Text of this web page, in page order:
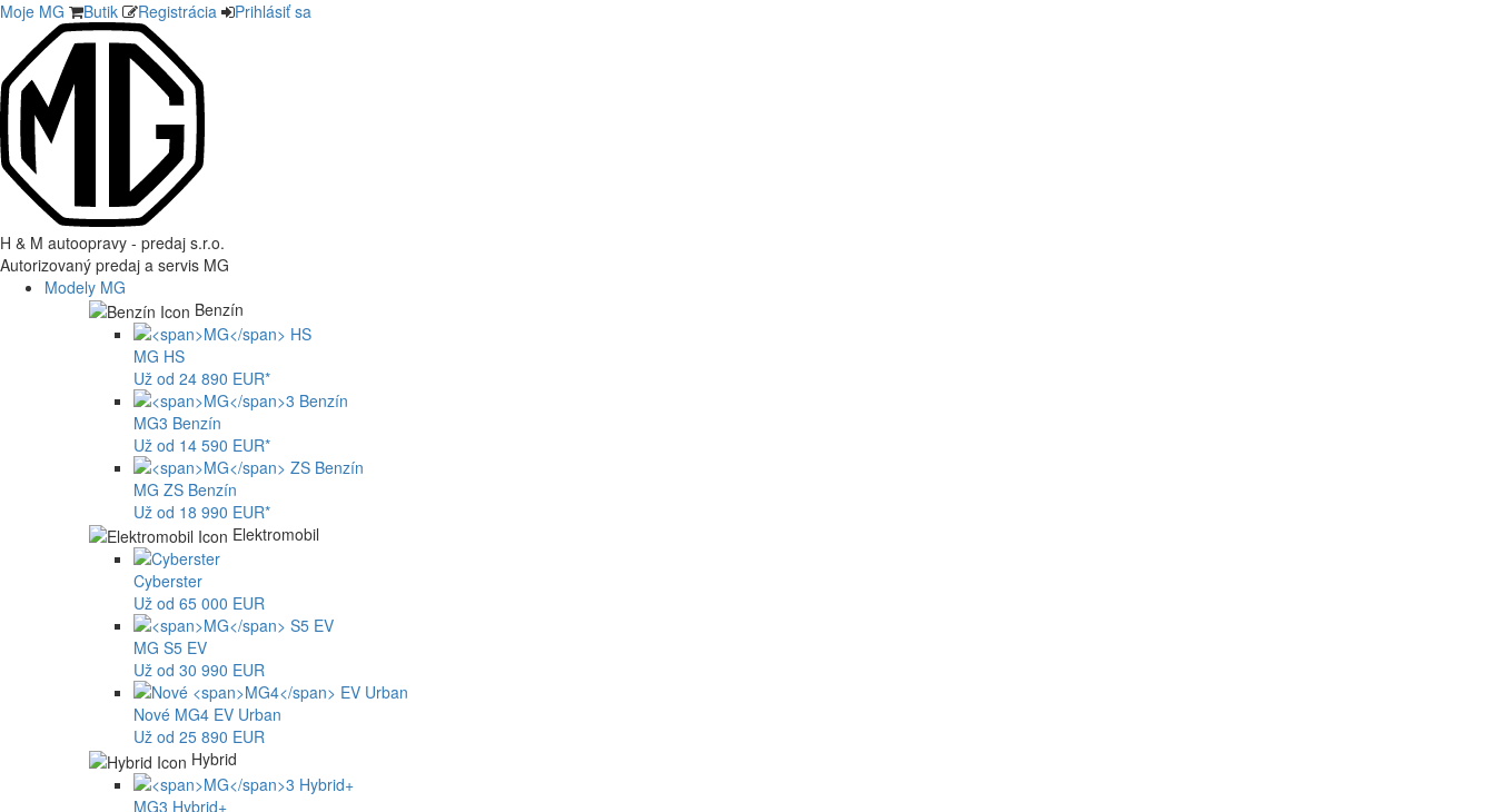
Moje MG Butik Registrácia Prihlásiť sa
H & M autoopravy - predaj s.r.o.
Autorizovaný predaj a servis MG
Modely MG
Benzín
MG HS
Už od 24 890 EUR*
MG3 Benzín
Už od 14 590 EUR*
MG ZS Benzín
Už od 18 990 EUR*
Elektromobil
Cyberster
Už od 65 000 EUR
MG S5 EV
Už od 30 990 EUR
Nové MG4 EV Urban
Už od 25 890 EUR
Hybrid
MG3 Hybrid+